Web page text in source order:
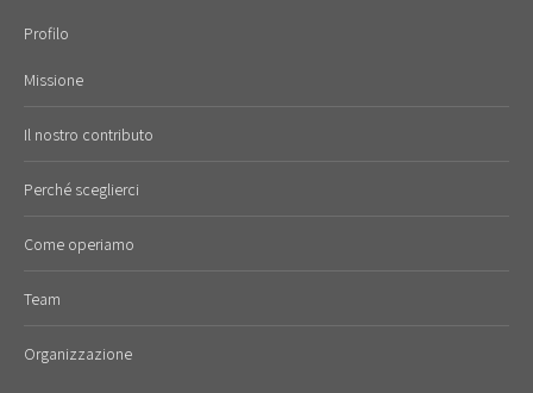
Profilo
Missione
Il nostro contributo
Perché sceglierci
Come operiamo
Team
Organizzazione